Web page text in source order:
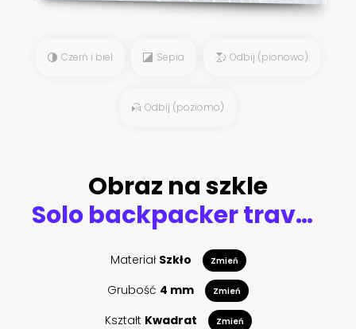
Czerń i biel Sepia Odbij (pionowo)
Odbij (poziomo)
Obraz na szkle
Solo backpacker traveler plan safety trip low cost budget summer holiday after coronavirus crisis. Empty tourist on train railway platform. Use bus train sustainable environmental friendly transport
Materiał Szkło Zmień
Grubość 4 mm Zmień
Kształt Kwadrat Zmień